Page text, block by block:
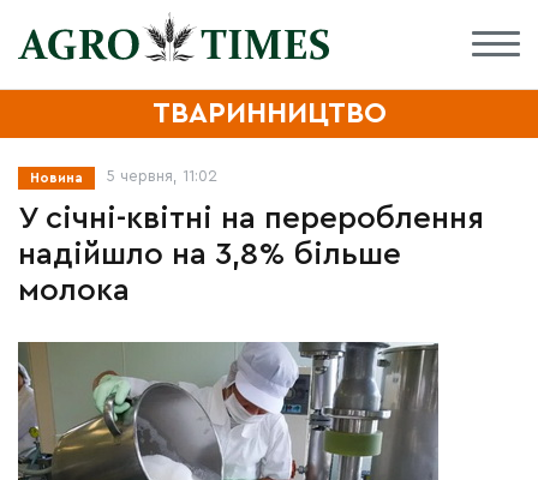
ТВАРИННИЦТВО
Новина 5 червня, 11:02
У січні-квітні на перероблення
надійшло на 3,8% більше
молока